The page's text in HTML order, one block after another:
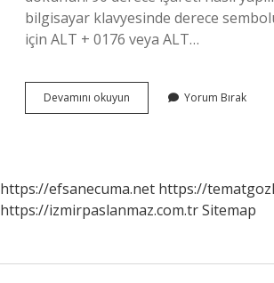
bilgisayar klavyesinde derece
için ALT + 0176 veya ALT…
Devamını okuyun
De
Yorum Bırak
https://efsanecuma.net https://
https://izmirpaslanmaz.com.trSitemap